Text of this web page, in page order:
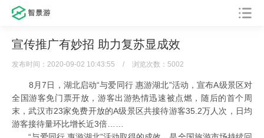
宣传推广有妙招 助力复苏显成效
发布时间：2020-09-02 10:43:55 / 浏览次数：5002
8月7日，湖北启动“与爱同行 惠游湖北”活动，宣布A级景区对
全国游客免门票开放，游客出游热情迅速被点燃，随后的首个周
末，武汉市23家免费开放的A级景区共接待游客35.2万人次，日均
游客接待量环比增长近3倍……